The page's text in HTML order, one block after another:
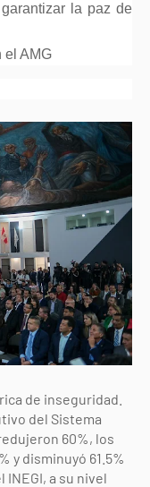
la paz de
el AMG
de inseguridad.
del Sistema
60%, los
y disminuyó 61.5%
a su nivel